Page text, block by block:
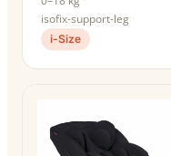
isofix-support-leg
i-Size